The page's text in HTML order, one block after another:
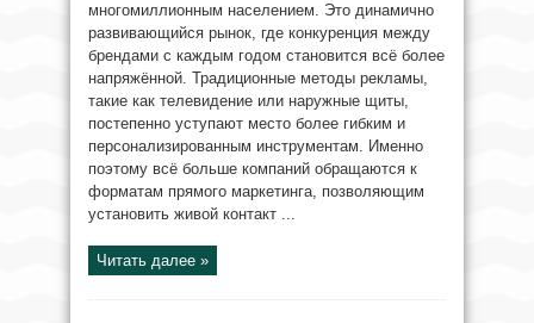
многомиллионным населением. Это динамично
развивающийся рынок, где конкуренция между
брендами с каждым годом становится всё более
напряжённой. Традиционные методы рекламы,
такие как телевидение или наружные щиты,
постепенно уступают место более гибким и
персонализированным инструментам. Именно
поэтому всё больше компаний обращаются к
форматам прямого маркетинга, позволяющим
установить живой контакт ...
Читать далее »